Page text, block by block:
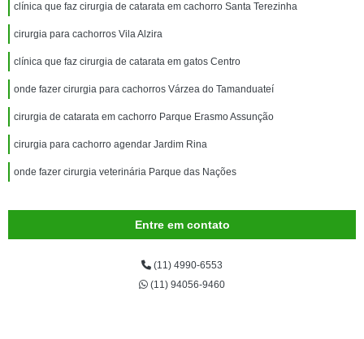
clínica que faz cirurgia de catarata em cachorro Santa Terezinha
cirurgia para cachorros Vila Alzira
clínica que faz cirurgia de catarata em gatos Centro
onde fazer cirurgia para cachorros Várzea do Tamanduateí
cirurgia de catarata em cachorro Parque Erasmo Assunção
cirurgia para cachorro agendar Jardim Rina
onde fazer cirurgia veterinária Parque das Nações
Entre em contato
(11) 4990-6553
(11) 94056-9460